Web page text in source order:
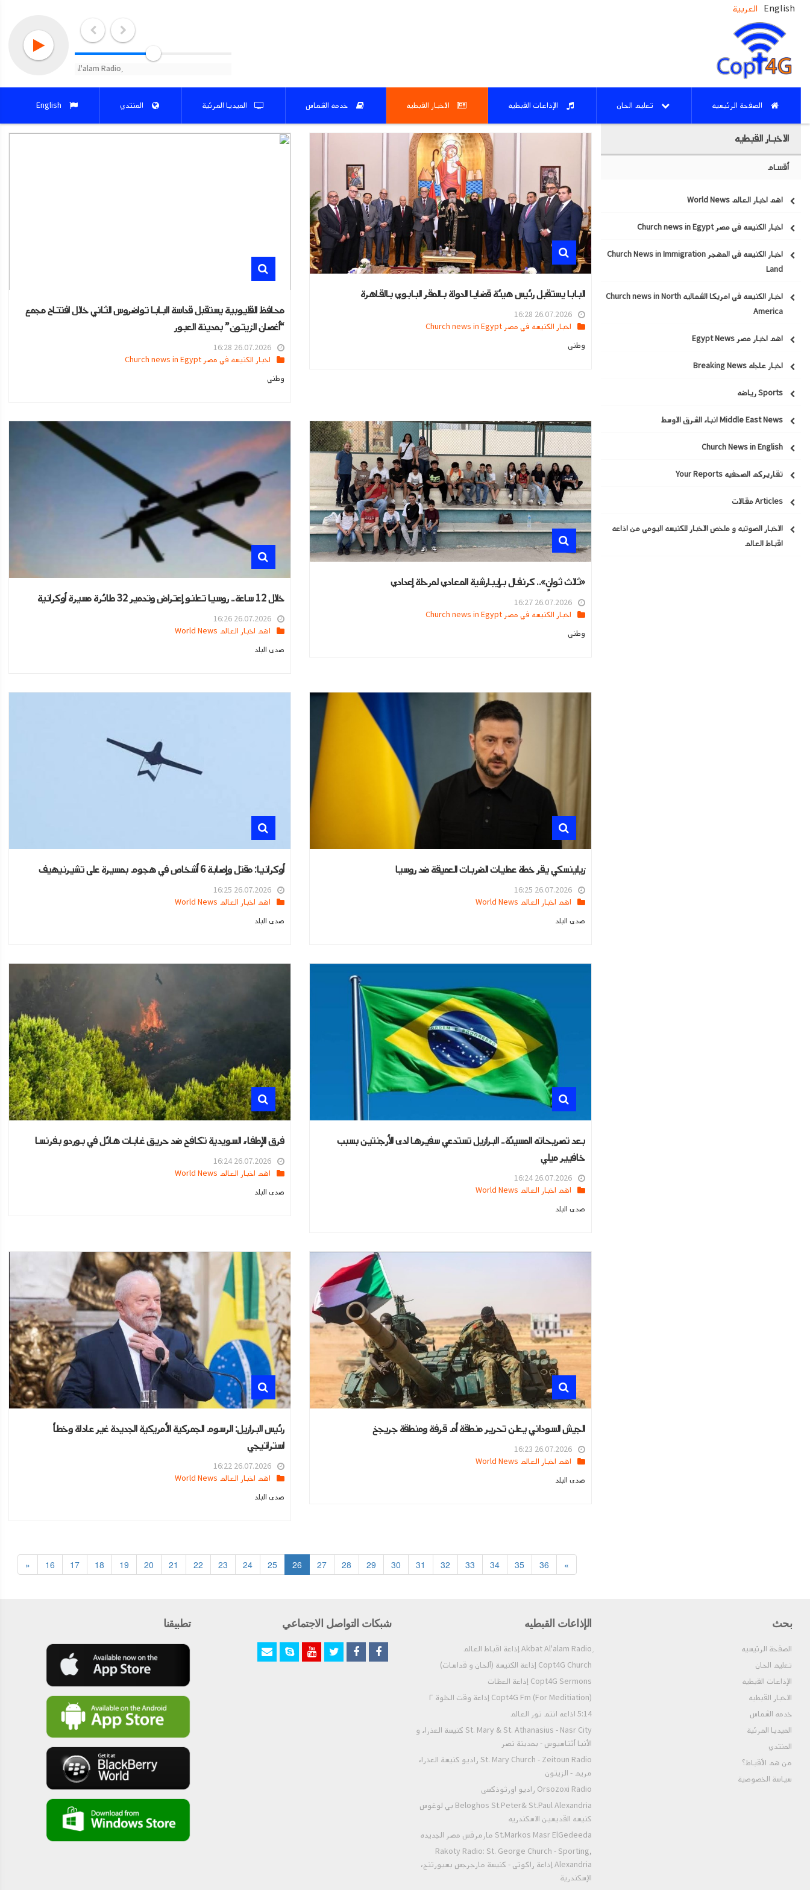
English العربية
الصفحة الرئيسيه تعليم الحان الإذاعات القبطيه الاخبار القبطيه خدمه الشماس الميديا المرئية المنتدي English
الاخبار القبطيه
أقسام
اهم اخبار العالم World News
اخبار الكنيسه في مصر Church news in Egypt
اخبار الكنيسه في المهجر Church News in Immigration
Land
اخبار الكنيسه في امريكا الشماليه Church news in North
America
اهم اخبار مصر Egypt News
اخبار عاجله Breaking News
Sports رياضه
Middle East News انباء الشرق الاوسط
Church News in English
تقاريركم الصحفيه Your Reports
Articles مقالات
الاخبار الصوتيه و ملخص الاخبار للكنيسه اليومي من اذاعه
اقباط العالم
البابا يستقبل رئيس هيئة قضايا الدولة بالمقر البابوي بالقاهرة
26.07.2026 16:28
اخبار الكنيسه في مصر Church news in Egypt
وطني
محافظ القليوبية يستقبل قداسة البابا تواضروس الثاني خلال افتتاح مجمع
“أغصان الزيتون” بمدينة العبور
26.07.2026 16:28
اخبار الكنيسه في مصر Church news in Egypt
وطني
«ثلاث ثوانٍ».. كرنفال بإيبارشية المعادي لمرحلة إعدادي
26.07.2026 16:27
اخبار الكنيسه في مصر Church news in Egypt
وطني
خلال 12 ساعة.. روسيا تعلنو إعتراض وتدمير 32 طائرة مسيرة أوكرانية
26.07.2026 16:26
اهم اخبار العالم World News
صدى البلد
زيلينسكي يقر خطة عمليات الضربات العميقة ضد روسيا
26.07.2026 16:25
اهم اخبار العالم World News
صدى البلد
أوكرانيا: مقتل وإصابة 6 أشخاص في هجوم بمسيرة على تشيرنيهيف
26.07.2026 16:25
اهم اخبار العالم World News
صدى البلد
بعد تصريحاته المسيئة.. البرازيل تستدعي سفيرها لدى الأرجنتين بسبب
خافيير ميلي
26.07.2026 16:24
اهم اخبار العالم World News
صدى البلد
فرق الإطفاء السويدية تكافح ضد حريق غابات هائل في بوردو بفرنسا
26.07.2026 16:24
اهم اخبار العالم World News
صدى البلد
الجيش السوداني يعلن تحرير منطقة أم قرفة ومنطقة جريجخ
26.07.2026 16:23
اهم اخبار العالم World News
صدى البلد
رئيس البرازيل: الرسوم الجمركية الأمريكية الجديدة غير عادلة وخطأ
استراتيجي
26.07.2026 16:22
اهم اخبار العالم World News
صدى البلد
« 16 17 18 19 20 21 22 23 24 25 26 27 28 29 30 31 32 33 34 35 36 »
بحث
الصفحة الرئيسيه
تعليم الحان
الإذاعات القبطيه
الاخبار القبطيه
خدمه الشماس
الميديا المرئية
المنتدي
من هم الأقباط؟‎
سياسة الخصوصية
الإذاعات القبطيه
Copt4G Church إذاعة الكنيسة (ألحان و قداسات)
Copt4G Sermons إذاعة العظات
Copt4G Fm (For Meditiation) إذاعة وقت الخلوة ٢
5:14 اذاعه انتم نور العالم
St. Mary & St. Athanasius - Nasr City كنيسة العذراء و
الأنبا أثناسيوس - بمدينة نصر
St. Mary Church - Zeitoun Radio راديو كنيسة العذراء
مريم - الزيتون
Orsozoxi Radio راديو اورثوذكسى
Beloghos St.Peter& St.Paul Alexandria بي لوغوس
كنيسه القديسين الاسكندريه
St.Markos Masr ElGedeeda مارمرقس مصر الجديده
Rakoty Radio: St. George Church - Sporting,
Alexandria إذاعة راكوتى - كنيسة مارجرجس بسبورتنج،
الإسكندرية
شبكات التواصل الاجتماعي تطبيقنا